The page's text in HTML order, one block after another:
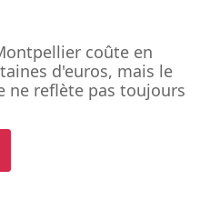
coûte en
d'euros, mais le
ne reflète pas toujours